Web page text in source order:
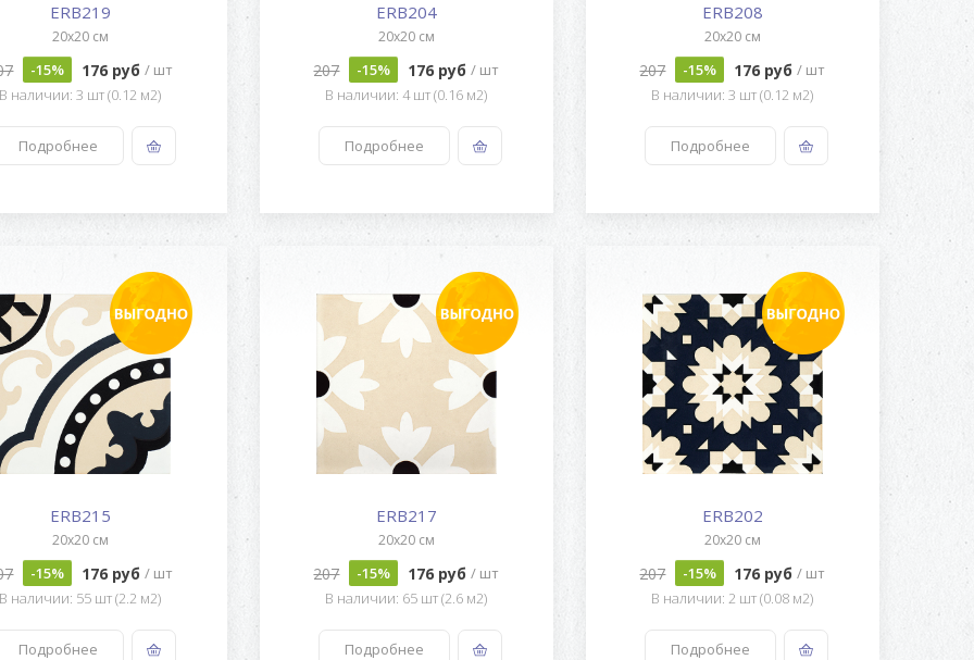
ERB219
20x20 см
-15% 176 руб/ шт
В наличии: 3 шт (0.12 м2)
Подробнее
ERB204
20x20 см
207 -15% 176 руб/ шт
В наличии: 4 шт (0.16 м2)
Подробнее
ERB208
20x20 см
207 -15% 176 руб/ шт
В наличии: 3 шт (0.12 м2)
Подробнее
ERB215
20x20 см
-15% 176 руб/ шт
В наличии: 55 шт (2.2 м2)
Подробнее
ERB217
20x20 см
207 -15% 176 руб/ шт
В наличии: 65 шт (2.6 м2)
Подробнее
ERB202
20x20 см
207 -15% 176 руб/ шт
В наличии: 2 шт (0.08 м2)
Подробнее